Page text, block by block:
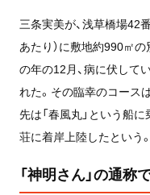
三条実美が、浅草橋場42
あたり）に敷地約990㎡の
の年の12月、病に伏して
れた。その臨幸のコース
先は「春風丸」という船
荘に着岸上陸したという。
「神明さん」の通称